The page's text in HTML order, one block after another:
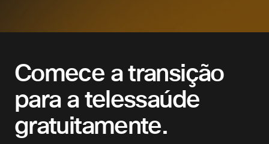
Comece a transição
para a telessaúde
gratuitamente.